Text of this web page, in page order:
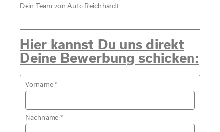
Dein Team von Auto Reichhardt
Hier kannst Du uns direkt
Deine Bewerbung schicken:
Vorname *
Nachname *